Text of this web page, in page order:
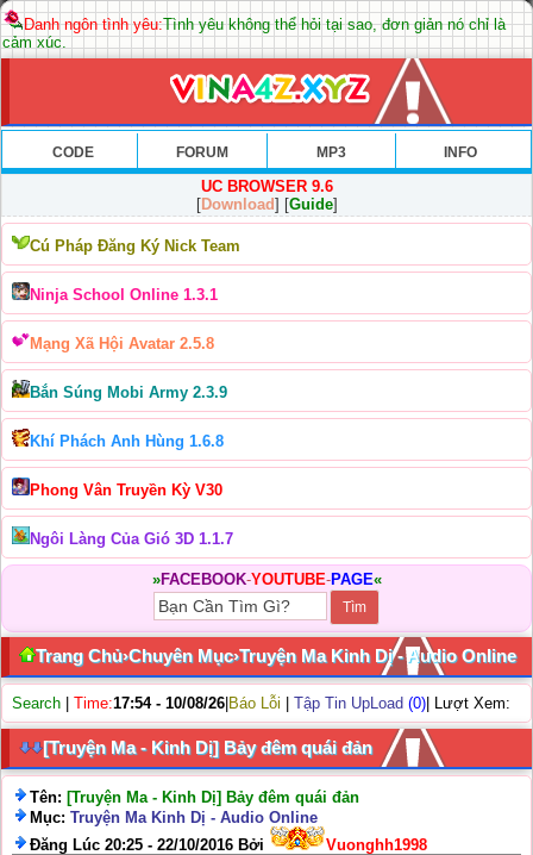
Danh ngôn tình yêu:Tình yêu không thể hỏi tại sao, đơn giản nó chỉ là
cảm xúc.
CODE FORUM MP3 INFO
UC BROWSER 9.6
[Download] [Guide]
Cú Pháp Đăng Ký Nick Team
Ninja School Online 1.3.1
Mạng Xã Hội Avatar 2.5.8
Bắn Súng Mobi Army 2.3.9
Khí Phách Anh Hùng 1.6.8
Phong Vân Truyền Kỳ V30
Ngôi Làng Của Gió 3D 1.1.7
»FACEBOOK-YOUTUBE-PAGE«
Trang Chủ›Chuyên Mục›Truyện Ma Kinh Dị - Audio Online
Search Time:17:54 - 10/08/26 Báo Lỗi Tập Tin UpLoad (0) | Lượt Xem:
[Truyện Ma - Kinh Dị] Bảy đêm quái đản
Tên: [Truyện Ma - Kinh Dị] Bảy đêm quái đản
Mục: Truyện Ma Kinh Dị - Audio Online
Đăng Lúc 20:25 - 22/10/2016 Bởi
Vuonghh1998